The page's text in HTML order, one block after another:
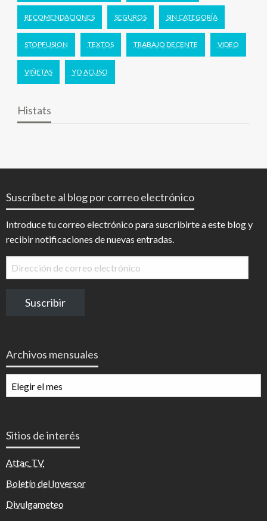
RECOMENDACIONES SEGUROS SIN CATEGORÍA
STOPFUSION TEXTOS TRABAJO DECENTE VIDEO
VIÑETAS YO ACUSO
Histats
Suscríbete al blog por correo electrónico
Introduce tu correo electrónico para suscribirte a este blog y
recibir notificaciones de nuevas entradas.
Dirección
de
electrónico
Suscribir
Archivos mensuales
mensuales
Sitios de interés
Attac TV
Boletín del Inversor
Divulgameteo